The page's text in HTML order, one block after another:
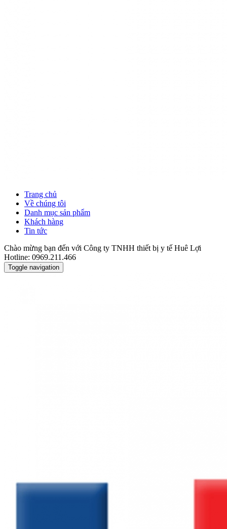
Trang chủ
Về chúng tôi
Danh mục sản phẩm
Khách hàng
Tin tức
Chào mừng bạn đến với Công ty TNHH thiết bị y tế Huê Lợi
Hotline: 0969.211.466
Toggle navigation